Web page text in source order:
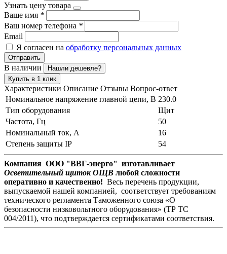
Узнать цену товара
Ваше имя *
Ваш номер телефона *
Email
Я согласен на обработку персональных данных
Отправить
В наличии
Нашли дешевле?
Купить в 1 клик
Характеристики Описание Отзывы Вопрос-ответ
Номинальное напряжение главной цепи, В 230.0
Тип оборудования
Щит
Частота, Гц
50
Номинальный ток, А
16
Степень защиты IP
54
Компания ООО "ВВГ-энерго" изготавливает
Осветительный щиток ОЩВ любой сложности
оперативно и качественно! Весь перечень продукции,
выпускаемой нашей компанией, соответствует требованиям
технического регламента Таможенного союза «О
безопасности низковольтного оборудования» (ТР ТС
004/2011), что подтверждается сертификатами соответствия.